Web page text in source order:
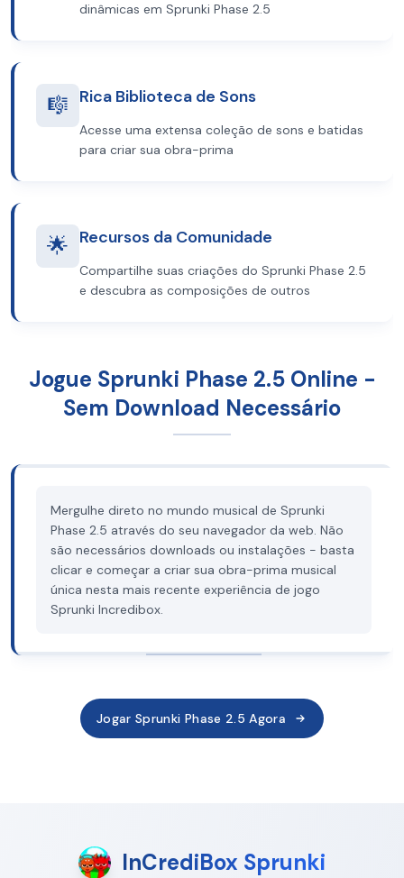
dinâmicas em Sprunki Phase 2.5
🎼 Rica Biblioteca de Sons
Acesse uma extensa coleção de sons e batidas
para criar sua obra-prima
🌟 Recursos da Comunidade
Compartilhe suas criações do Sprunki Phase 2.5
e descubra as composições de outros
Jogue Sprunki Phase 2.5 Online -
Sem Download Necessário
Mergulhe direto no mundo musical de Sprunki
Phase 2.5 através do seu navegador da web. Não
são necessários downloads ou instalações - basta
clicar e começar a criar sua obra-prima musical
única nesta mais recente experiência de jogo
Sprunki Incredibox.
Jogar Sprunki Phase 2.5 Agora
InCrediBox Sprunki